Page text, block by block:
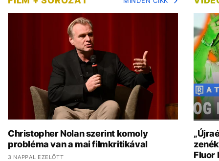
Christopher Nolan szerint komoly
probléma van a mai filmkritikával
3 NAPPAL EZELŐTT
Fluor